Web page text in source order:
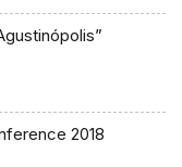
2018